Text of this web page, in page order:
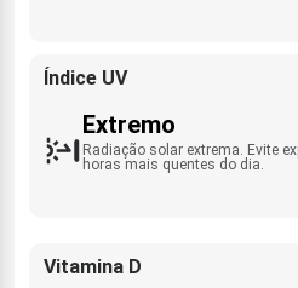
Índice UV
Extremo
Radiação solar extrema. Evite
horas mais quentes do dia.
Vitamina D